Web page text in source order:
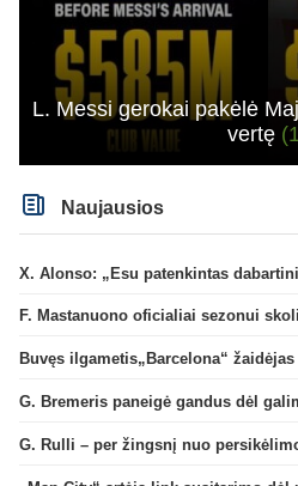
L. Messi gerokai pakėlė
vertę
Naujausios